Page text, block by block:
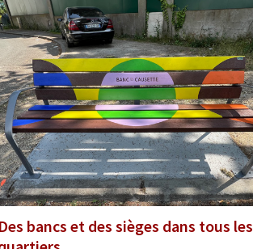
Des bancs et des sièges dans tous les